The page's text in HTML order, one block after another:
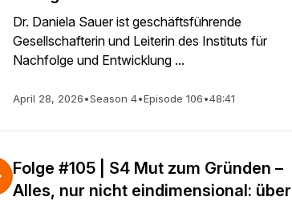
Dr. Daniela Sauer ist geschäftsführende
Gesellschafterin und Leiterin des Instituts für
Nachfolge und Entwicklung ...
April 28, 2026•Season 4•Episode 106•48:41
Folge #105 | S4 Mut zum Gründen –
Alles, nur nicht eindimensional: über